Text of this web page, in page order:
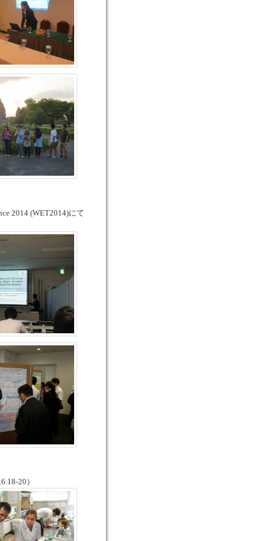
2014 (WET2014)にて
20）